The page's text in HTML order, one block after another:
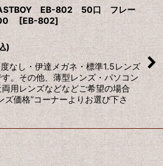
絞り込む
EB-802 50口 フレー
[EB-802]
)
なし・伊達メガネ・標準1.5レンズ
。その他、薄型レンズ・パソコン
用レンズなどなどご希望の場合
ズ価格”コーナーよりお選び下さ